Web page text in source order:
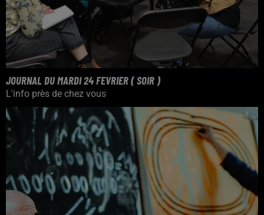
JOURNAL DU MARDI 24 FEVRIER ( SOIR )
L'info près de chez vous